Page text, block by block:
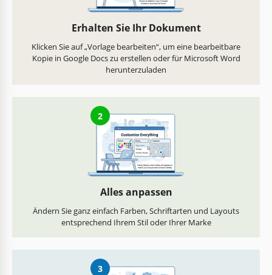
Erhalten Sie Ihr Dokument
Klicken Sie auf „Vorlage bearbeiten“, um eine bearbeitbare
Kopie in Google Docs zu erstellen oder für Microsoft Word
herunterzuladen
2
Alles anpassen
Ändern Sie ganz einfach Farben, Schriftarten und Layouts
entsprechend Ihrem Stil oder Ihrer Marke
3